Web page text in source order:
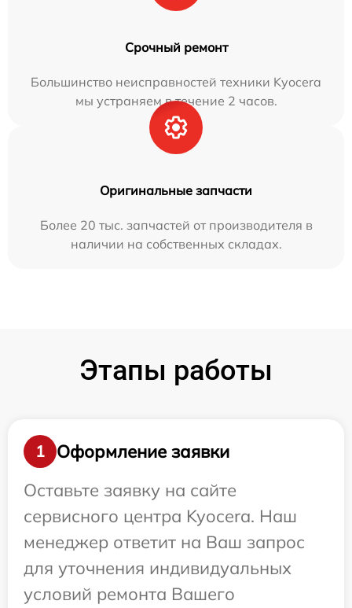
Срочный ремонт
Большинство неисправностей техники Kyocera
мы устраняем в течение 2 часов.
Оригинальные запчасти
Более 20 тыс. запчастей от производителя в
наличии на собственных складах.
Этапы работы
1
Оформление заявки
Оставьте заявку на сайте
сервисного центра Kyocera. Наш
менеджер ответит на Ваш запрос
для уточнения индивидуальных
условий ремонта Вашего